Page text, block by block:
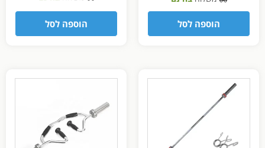
הוספה לסל הוספה לסל